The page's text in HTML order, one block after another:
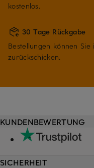
kostenlos.
30 Tage Rückgabe
Bestellungen können
zurückschicken.
KUNDENBEWERTUNG
SICHERHEIT